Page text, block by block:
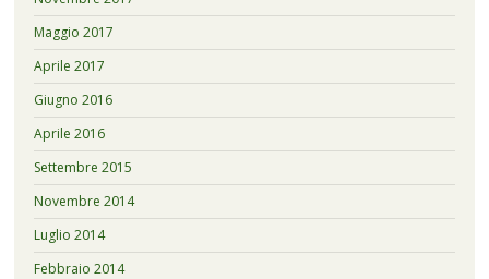
Maggio 2017
Aprile 2017
Giugno 2016
Aprile 2016
Settembre 2015
Novembre 2014
Luglio 2014
Febbraio 2014